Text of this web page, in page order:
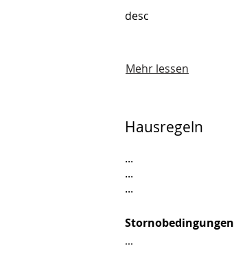
desc
Mehr lessen
Hausregeln
...
...
...
Stornobedingungen
...